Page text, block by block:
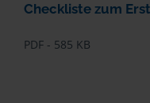
Checkliste zum
PDF - 585 KB